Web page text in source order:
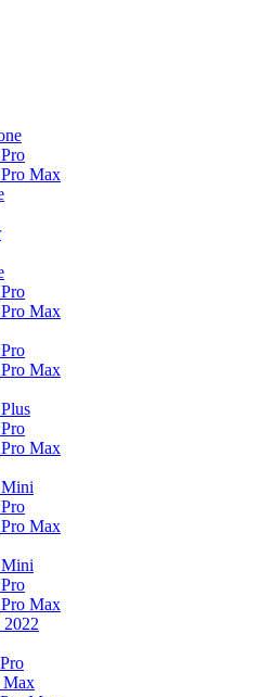
Max
Max
Max
Max
Mini
Max
Mini
Max
2022
Max